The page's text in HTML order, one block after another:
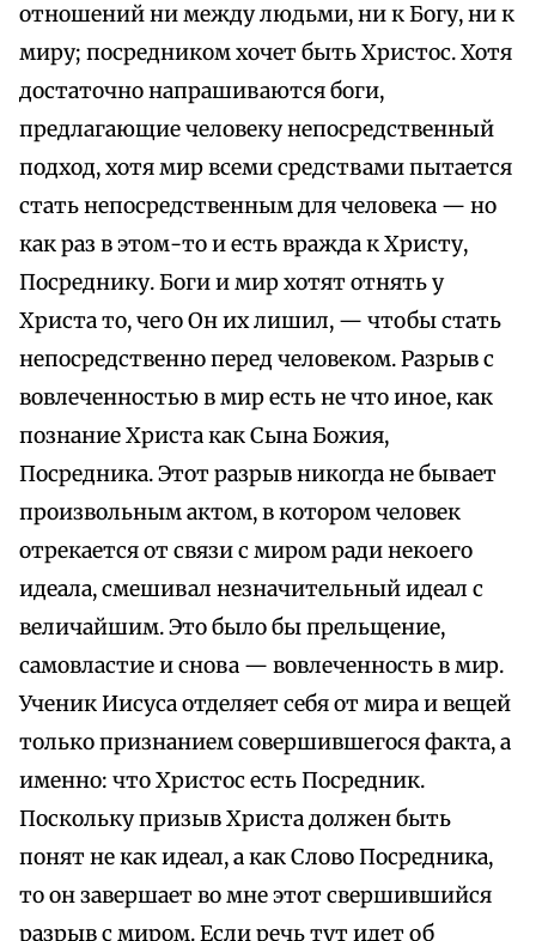
отношений ни между людьми, ни к Богу, ни к
миру; посредником хочет быть Христос. Хотя
достаточно напрашиваются боги,
предлагающие человеку непосредственный
подход, хотя мир всеми средствами пытается
стать непосредственным для человека — но
как раз в этом-то и есть вражда к Христу,
Посреднику. Боги и мир хотят отнять у
Христа то, чего Он их лишил, — чтобы стать
непосредственно перед человеком. Разрыв с
вовлеченностью в мир есть не что иное, как
познание Христа как Сына Божия,
Посредника. Этот разрыв никогда не бывает
произвольным актом, в котором человек
отрекается от связи с миром ради некоего
идеала, смешивал незначительный идеал с
величайшим. Это было бы прельщение,
самовластие и снова — вовлеченность в мир.
Ученик Иисуса отделяет себя от мира и вещей
только признанием совершившегося факта, а
именно: что Христос есть Посредник.
Поскольку призыв Христа должен быть
понят не как идеал, а как Слово Посредника,
то он завершает во мне этот свершившийся
разрыв с миром. Если речь тут идет об